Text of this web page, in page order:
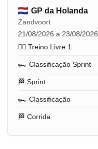
GP da Holanda
Zandvoort
21/08/2026 a 23/08/2026
🏋️‍♂️ Treino Livre 1
🏎️ Classificação Sprint
🏁 Sprint
🏎️ Classificação
🏁 Corrida